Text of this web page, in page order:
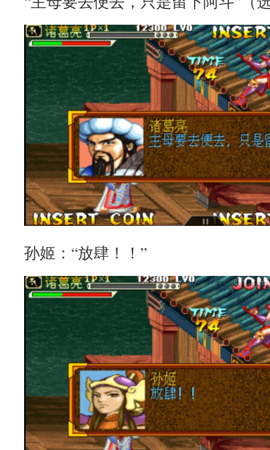
孙姬：“放肆！！”